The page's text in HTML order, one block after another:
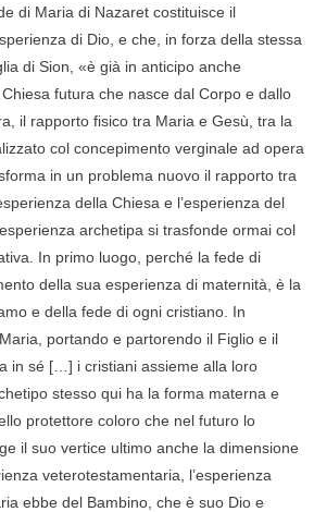
di Maria di Nazaret costituisce il
di Dio, e che, in forza della stessa
di Sion, «è già in anticipo anche
futura che nasce dal Corpo e dallo
il rapporto fisico tra Maria e Gesù, tra la
col concepimento verginale ad opera
in un problema nuovo il rapporto tra
della Chiesa e l’esperienza del
archetipa si trasfonde ormai col
In primo luogo, perché la fede di
della sua esperienza di maternità, è la
e della fede di ogni cristiano. In
portando e partorendo il Figlio e il
in sé […] i cristiani assieme alla loro
stesso qui ha la forma materna e
protettore coloro che nel futuro lo
il suo vertice ultimo anche la dimensione
veterotestamentaria, l’esperienza
ebbe del Bambino, che è suo Dio e